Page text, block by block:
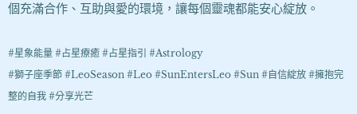
個充滿合作、互助與愛的環境，讓每個靈魂都能安心綻放。
#星象能量 #占星療癒 #占星指引 #Astrology
#獅子座季節 #LeoSeason #Leo #SunEntersLeo #Sun #自信綻放 #擁抱完
整的自我 #分享光芒